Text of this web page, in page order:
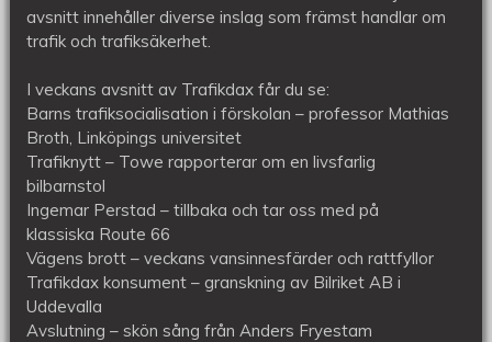
avsnitt innehåller diverse inslag som främst handlar om
trafik och trafiksäkerhet.
I veckans avsnitt av Trafikdax får du se:
Barns trafiksocialisation i förskolan – professor Mathias
Broth, Linköpings universitet
Trafiknytt – Towe rapporterar om en livsfarlig
bilbarnstol
Ingemar Perstad – tillbaka och tar oss med på
klassiska Route 66
Vägens brott – veckans vansinnesfärder och rattfyllor
Trafikdax konsument – granskning av Bilriket AB i
Uddevalla
Avslutning – skön sång från Anders Fryestam